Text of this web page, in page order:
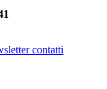
contatti